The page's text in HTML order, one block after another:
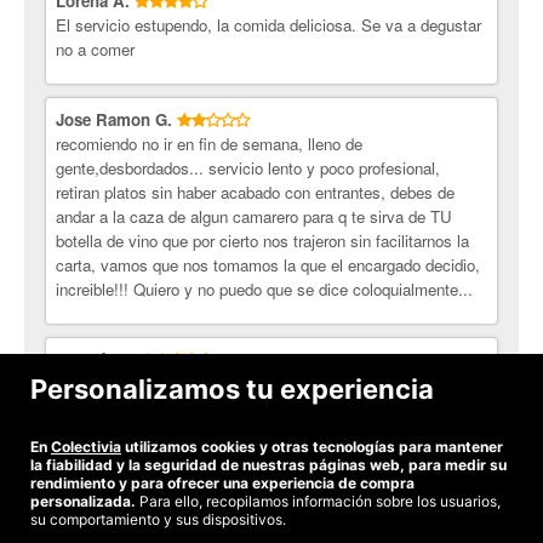
ibérico
Tartar de chicharro negro, arándanos y nuez moscada
Tomate de Cantabria, albahaca y vinagreta de aceituna
negra
Huevo de caserío con foie y migas de pan
Nuestro plato de pasta con setas de temporada
Verde que te quiero verde
Ensalada de mozzarella, tomate asado y olivada negra
Pimientos asados a la leña confitados con aceite de oliva
virgen extra
Ensalada César con pollo, picatostes y la famosa salsa
Verduras a la brasa con salsa romesco
Ensaladilla rusa sobre coca crujiente de pan
Ensalada mixta con los mejores ingredientes (ideal para 2
personas o como plato único)
La Cuchara
Cocido montañés
Nuestros Arroces
El servicio estupendo, la comida deliciosa. Se va a degustar
no a comer
Jose Ramon G.
recomiendo no ir en fin de semana, lleno de
gente,desbordados... servicio lento y poco profesional,
retiran platos sin haber acabado con entrantes, debes de
andar a la caza de algun camarero para q te sirva de TU
botella de vino que por cierto nos trajeron sin facilitarnos la
carta, vamos que nos tomamos la que el encargado decidio,
increible!!! Quiero y no puedo que se dice coloquialmente...
Agustín S.
muy buen servicio. Lo peor es que me querían cobrar una
botella de agua que no habiamos consumido
Ver todas las opiniones
Personalizamos tu experiencia
En Colectivia utilizamos cookies y otras tecnologías para mantener
la fiabilidad y la seguridad de nuestras páginas web, para medir su
rendimiento y para ofrecer una experiencia de compra
personalizada. Para ello, recopilamos información sobre los usuarios,
su comportamiento y sus dispositivos.